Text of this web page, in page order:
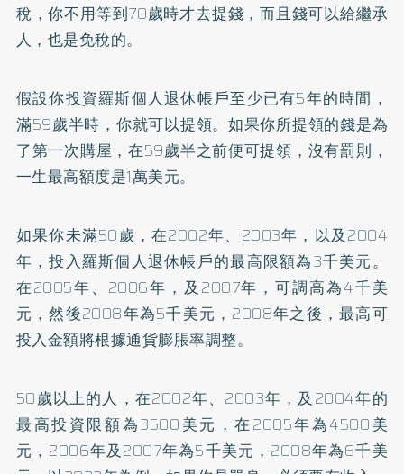
稅，你不用等到70歲時才去提錢，而且錢可以給繼承
人，也是免稅的。
假設你投資羅斯個人退休帳戶至少已有5年的時間，
滿59歲半時，你就可以提領。如果你所提領的錢是為
了第一次購屋，在59歲半之前便可提領，沒有罰則，
一生最高額度是1萬美元。
如果你未滿50歲，在2002年、2003年，以及2004
年，投入羅斯個人退休帳戶的最高限額為3千美元。
在2005年、2006年，及2007年，可調高為4千美
元，然後2008年為5千美元，2008年之後，最高可
投入金額將根據通貨膨脹率調整。
50歲以上的人，在2002年、2003年，及2004年的
最高投資限額為3500美元，在2005年為4500美
元，2006年及2007年為5千美元，2008年為6千美